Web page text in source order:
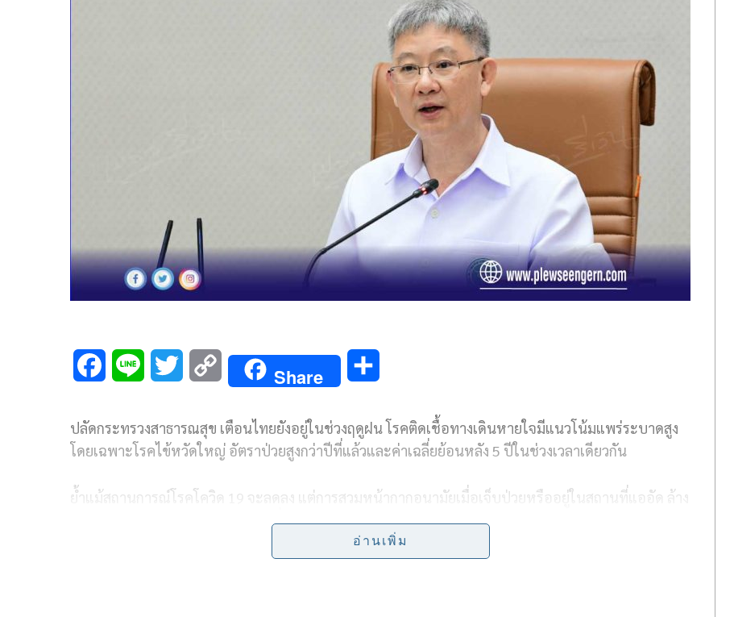
c
e
b
n
e
i
t
p
y
Share
a
r
e
ปลัดกระทรวงสาธารณสุข เตือนไทยยังอยู่ในช่วงฤดูฝน โรคติดเชื้อทางเดินหายใจมีแนวโน้มแพร่ระบาดสูง
โดยเฉพาะโรคไข้หวัดใหญ่ อัตราป่วยสูงกว่าปีที่แล้วและค่าเฉลี่ยย้อนหลัง 5 ปีในช่วงเวลาเดียวกัน
ย้ำแม้สถานการณ์โรคโควิด 19 จะลดลง แต่การสวมหน้ากากอนามัยเมื่อเจ็บป่วยหรืออยู่ในสถานที่แออัด ล้าง
มือบ่อยๆ ช่วยป้องกันและลดความเสี่ยงได้
อ่านเพิ่ม